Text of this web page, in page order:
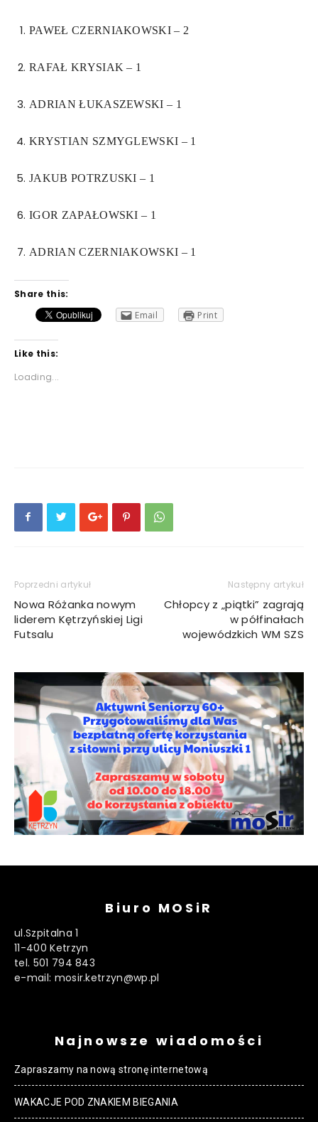
PAWEŁ CZERNIAKOWSKI – 2
RAFAŁ KRYSIAK – 1
ADRIAN ŁUKASZEWSKI – 1
KRYSTIAN SZMYGLEWSKI – 1
JAKUB POTRZUSKI – 1
IGOR ZAPAŁOWSKI – 1
ADRIAN CZERNIAKOWSKI – 1
Share this:
Email
Print
Like this:
Loading...
Poprzedni artykuł
Nowa Różanka nowym
liderem Kętrzyńskiej Ligi
Futsalu
Następny artykuł
Chłopcy z „piątki” zagrają
w półfinałach
wojewódzkich WM SZS
Biuro MOSiR
ul.Szpitalna 1
11-400 Ketrzyn
tel. 501 794 843
e-mail: mosir.ketrzyn@wp.pl
Najnowsze wiadomości
Zapraszamy na nową stronę internetową
WAKACJE POD ZNAKIEM BIEGANIA